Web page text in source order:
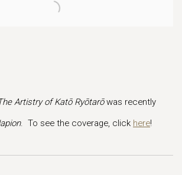
Artistry of Katō Ryōtarōwas recently
. To see the coverage, click here!